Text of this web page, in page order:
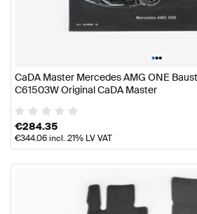
•••
CaDA Master Mercedes AMG ONE
C61503W Original CaDA Master
€284.35
€344.06incl. 21% LV VAT